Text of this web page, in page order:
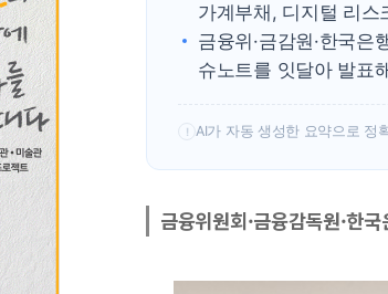
가계부채, 디지털 리스
금융위·금감원·한국은
슈노트를 잇달아 발표
! AI가 자동 생성한 요약으로 정
금융위원회·금융감독원·한국